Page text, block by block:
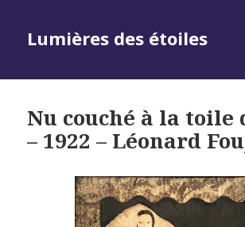
Lumières des étoiles
Nu couché à la toile
– 1922 – Léonard